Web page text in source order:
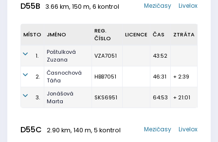
D55B 3.66 km, 150 m, 6 kontrol Livelox
Mezičasy
MÍSTO JMÉNO
REG.
ČÍSLO
LICENCE ČAS ZTRÁTA
1.
Poštulková
Zuzana
VZA7051 43:52
2.
Časnochová
Táňa
HBB7051 46:31 + 2:39
3.
Jonášová
Marta
SKS6951 64:53 + 21:01
D55C 2.90 km, 140 m, 5 kontrol Livelox
Mezičasy